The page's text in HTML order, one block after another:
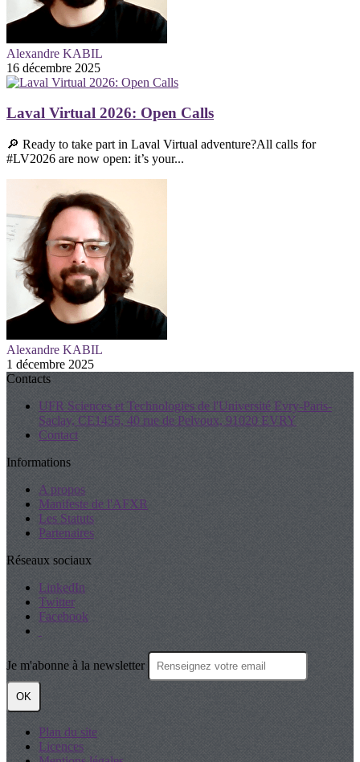
Alexandre KABIL
16 décembre 2025
Laval Virtual 2026: Open Calls
🔎 Ready to take part in Laval Virtual adventure?All calls for
#LV2026 are now open: it’s your...
Alexandre KABIL
1 décembre 2025
Contacts
UFR Sciences et Technologies de l'Université Evry-Paris-
Saclay, CE1455, 40 rue de Pelvoux, 91020 EVRY
Contact
Informations
A propos
Manifeste de l'AFXR
Les Statuts
Partenaires
Réseaux sociaux
LinkedIn
Twitter
Facebook
Je m'abonne à la newsletter
OK
Plan du site
Licences